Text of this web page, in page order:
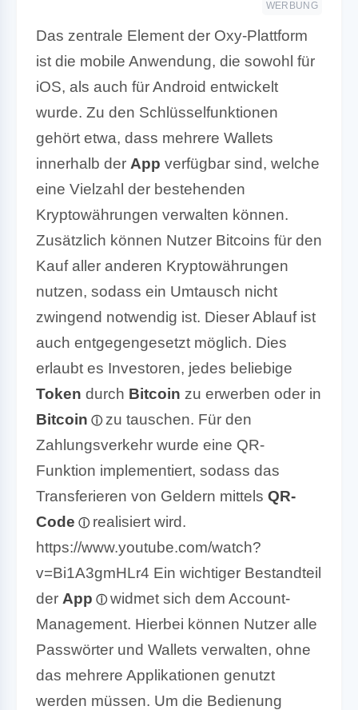
WERBUNG
Das zentrale Element der Oxy-Plattform
ist die mobile Anwendung, die sowohl für
iOS, als auch für Android entwickelt
wurde. Zu den Schlüsselfunktionen
gehört etwa, dass mehrere Wallets
innerhalb der App verfügbar sind, welche
eine Vielzahl der bestehenden
Kryptowährungen verwalten können.
Zusätzlich können Nutzer Bitcoins für den
Kauf aller anderen Kryptowährungen
nutzen, sodass ein Umtausch nicht
zwingend notwendig ist. Dieser Ablauf ist
auch entgegengesetzt möglich. Dies
erlaubt es Investoren, jedes beliebige
Token durch Bitcoin zu erwerben oder in
Bitcoin
zu tauschen. Für den
Zahlungsverkehr wurde eine QR-
Funktion implementiert, sodass das
Transferieren von Geldern mittels QR-
Code
realisiert wird.
https://www.youtube.com/watch?
v=Bi1A3gmHLr4 Ein wichtiger Bestandteil
der App
widmet sich dem Account-
Management. Hierbei können Nutzer alle
Passwörter und Wallets verwalten, ohne
das mehrere Applikationen genutzt
werden müssen. Um die Bedienung